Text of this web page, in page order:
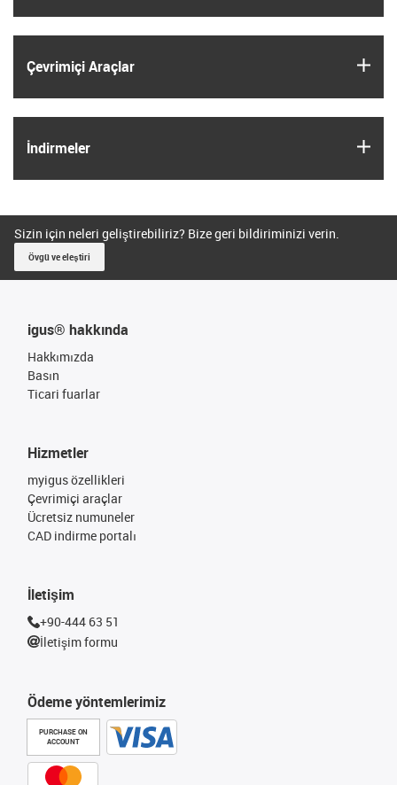
Çevrimiçi Araçlar
İndirmeler
Sizin için neleri geliştirebiliriz? Bize geri bildiriminizi verin.
Övgü ve eleştiri
igus® hakkında
Hakkımızda
Basın
Ticari fuarlar
Ödeme yöntemlerimiz
PURCHASE ON
ACCOUNT
Hizmetler
myigus özellikleri
Çevrimiçi araçlar
Ücretsiz numuneler
CAD indirme portalı
İletişim
+90-444 63 51
İletişim formu